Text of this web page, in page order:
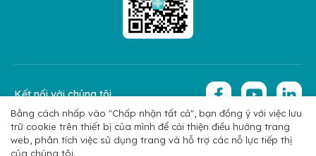
Chính sách bảo mật Copyright 2026 © Hoan My Corporation
Kết nối với chúng tôi
Bằng cách nhấp vào "Chấp nhận tất cả", bạn đồng ý với việc lưu
trữ cookie trên thiết bị của mình để cải thiện điều hướng trang
web, phân tích việc sử dụng trang và hỗ trợ các nỗ lực tiếp thị
của chúng tôi.